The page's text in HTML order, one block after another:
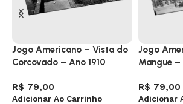
Jogo Americano – Vista do
Corcovado – Ano 1910
R$ 79,00
Adicionar Ao Carrinho
Jogo
Mangue –
R$ 79,00
Adicionar